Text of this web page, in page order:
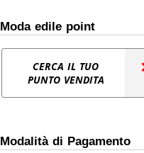
Moda edile point
CERCA IL TUO
PUNTO VENDITA
Modalità di Pagamento